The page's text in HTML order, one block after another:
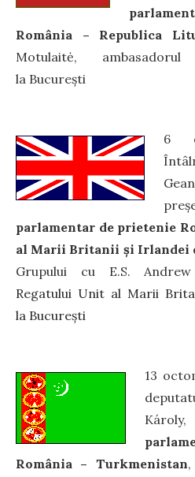
România – Republica
Motulaitė,
la București
6
parlamentar de prietenie
al Marii Britanii și Irlandei
Grupului cu E.S.
Regatului Unit al Marii
la Bucureşti
13
Károly,
România – Turkmenistan